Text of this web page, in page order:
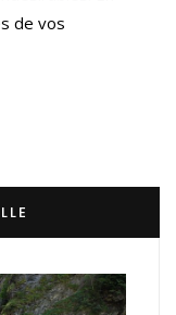
de vos